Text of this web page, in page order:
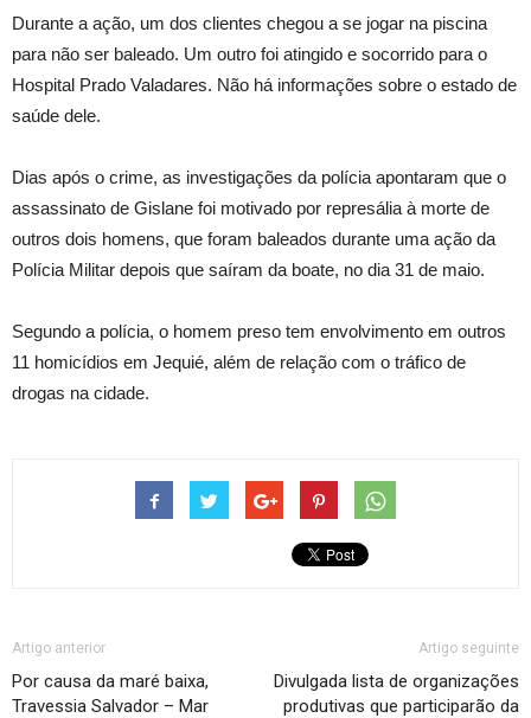
Durante a ação, um dos clientes chegou a se jogar na piscina
para não ser baleado. Um outro foi atingido e socorrido para o
Hospital Prado Valadares. Não há informações sobre o estado de
saúde dele.
Dias após o crime, as investigações da polícia apontaram que o
assassinato de Gislane foi motivado por represália à morte de
outros dois homens, que foram baleados durante uma ação da
Polícia Militar depois que saíram da boate, no dia 31 de maio.
Segundo a polícia, o homem preso tem envolvimento em outros
11 homicídios em Jequié, além de relação com o tráfico de
drogas na cidade.
Artigo anterior
Por causa da maré baixa,
Travessia Salvador – Mar
Artigo seguinte
Divulgada lista de organizações
produtivas que participarão da